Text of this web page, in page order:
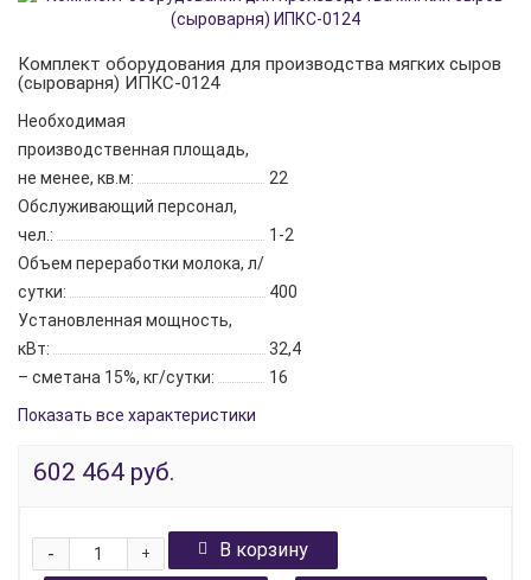
Комплект оборудования для производства мягких сыров
(сыроварня) ИПКС-0124
Необходимая
производственная площадь,
не менее, кв.м:
22
Обслуживающий персонал,
чел.:
1-2
Объем переработки молока, л/
сутки:
400
Установленная мощность,
кВт:
32,4
– сметана 15%, кг/сутки:
16
Показать все характеристики
602 464 руб.
+
-
В корзину